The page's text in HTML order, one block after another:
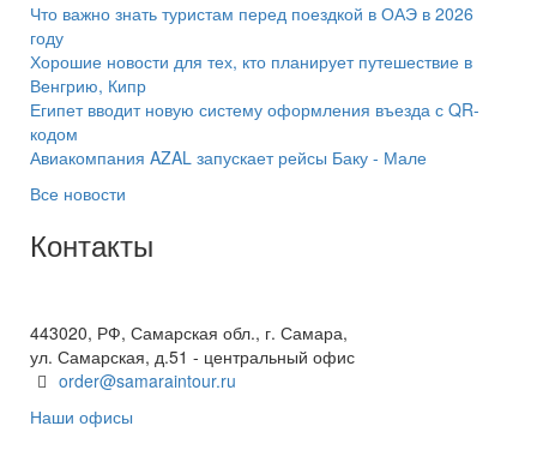
Что важно знать туристам перед поездкой в ОАЭ в 2026
году
Хорошие новости для тех, кто планирует путешествие в
Венгрию, Кипр
Египет вводит новую систему оформления въезда с QR-
кодом
Авиакомпания AZAL запускает рейсы Баку - Мале
Все новости
Контакты
443020, РФ, Самарская обл., г. Самара,
ул. Самарская, д.51 - центральный офис
order@samaraintour.ru
Наши офисы